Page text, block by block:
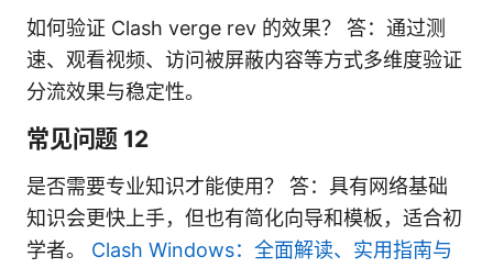
如何验证 Clash verge rev 的效果？ 答：通过测
速、观看视频、访问被屏蔽内容等方式多维度验证
分流效果与稳定性。
常见问题 12
是否需要专业知识才能使用？ 答：具有网络基础
知识会更快上手，但也有简化向导和模板，适合初
学者。 Clash Windows：全面解读、实用指南与